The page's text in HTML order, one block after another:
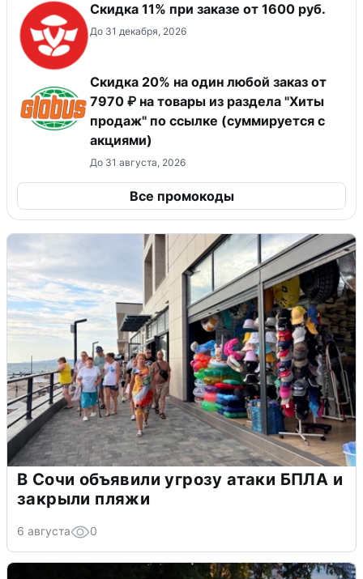
Скидка 11% при заказе от 1600 руб.
До 31 декабря, 2026
Скидка 20% на один любой заказ от
7970 ₽ на товары из раздела "Хиты
продаж" по ссылке (суммируется с
акциями)
До 31 августа, 2026
Все промокоды
В Сочи объявили угрозу атаки БПЛА и
закрыли пляжи
6 августа 0